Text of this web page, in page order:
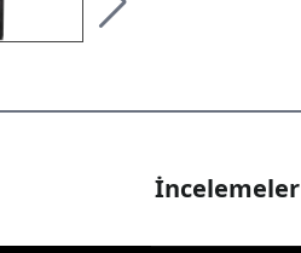
İncelemeler